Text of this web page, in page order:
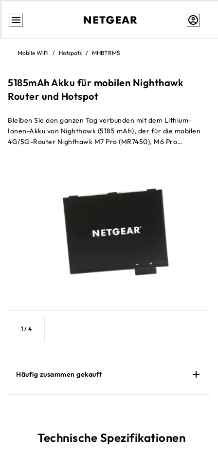
Weiter
InhaltMobile WiFi / Hotspots / MHBTRM5
5185mAh Akku für mobilen Nighthawk
Router und Hotspot
Bleiben Sie den ganzen Tag verbunden mit dem Lithium-
Ionen-Akku von Nighthawk (5185 mAh), der für die mobilen
4G/5G-Router Nighthawk M7 Pro (MR7450), M6 Pro
1 / 4
Häufig zusammen gekauft
Technische Spezifikationen